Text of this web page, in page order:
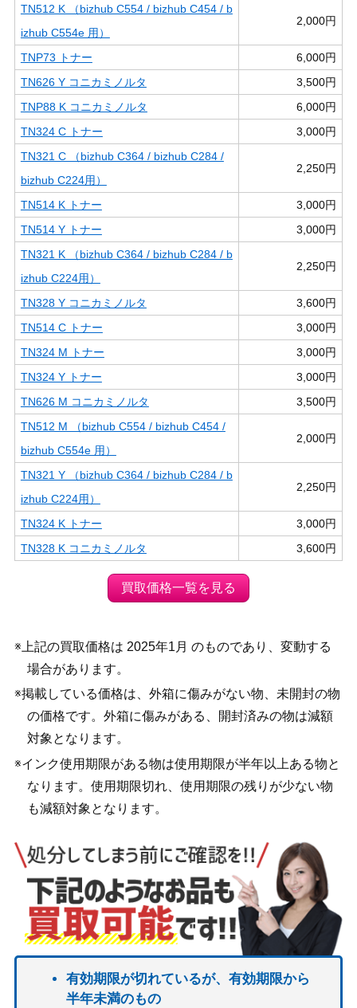
TN512 K （bizhub C554 / bizhub C454 / b
izhub C554e 用）
2,000円
TNP73 トナー
6,000円
TN626 Y コニカミノルタ
3,500円
TNP88 K コニカミノルタ
6,000円
TN324 C トナー
3,000円
TN321 C （bizhub C364 / bizhub C284 /
bizhub C224用）
2,250円
TN514 K トナー
3,000円
TN514 Y トナー
3,000円
TN321 K （bizhub C364 / bizhub C284 / b
izhub C224用）
2,250円
TN328 Y コニカミノルタ
3,600円
TN514 C トナー
3,000円
TN324 M トナー
3,000円
TN324 Y トナー
3,000円
TN626 M コニカミノルタ
3,500円
TN512 M （bizhub C554 / bizhub C454 /
bizhub C554e 用）
2,000円
TN321 Y （bizhub C364 / bizhub C284 / b
izhub C224用）
2,250円
TN324 K トナー
3,000円
TN328 K コニカミノルタ
3,600円
買取価格一覧を見る
※上記の買取価格は 2025年1月 のものであり、変動する
場合があります。
※掲載している価格は、外箱に傷みがない物、未開封の物
の価格です。外箱に傷みがある、開封済みの物は減額
対象となります。
※インク使用期限がある物は使用期限が半年以上ある物と
なります。使用期限切れ、使用期限の残りが少ない物
も減額対象となります。
有効期限が切れているが、有効期限から
半年未満のもの